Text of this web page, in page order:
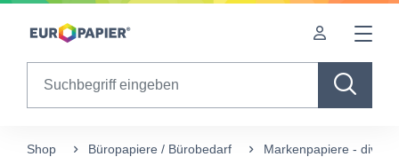
Table Of Content
Shop Büropapiere / Bürobedarf Markenpapiere -